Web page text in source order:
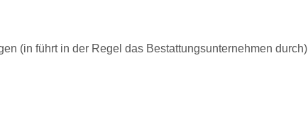
(in führt in der Regel das Bestattungsunternehmen durch)